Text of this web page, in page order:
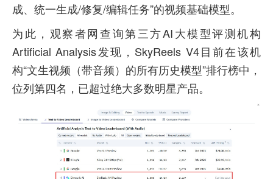
成、统一生成/修复/编辑任务”的视频基础模型。
为此，观察者网查询第三方AI大模型评测机构
Artificial Analysis发现，SkyReels V4目前在该机
构“文生视频（带音频）的所有历史模型”排行榜中，
位列第四名，已超过绝大多数明星产品。